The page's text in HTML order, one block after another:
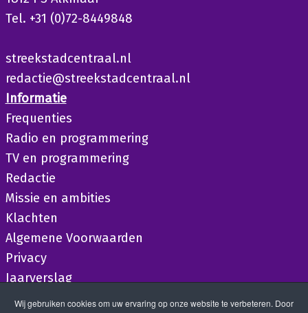
Tel. +31 (0)72-8449848
streekstadcentraal.nl
redactie@streekstadcentraal.nl
Informatie
Frequenties
Radio en programmering
TV en programmering
Redactie
Missie en ambities
Klachten
Algemene Voorwaarden
Privacy
Jaarverslag
Wij gebruiken cookies om uw ervaring op onze website te verbeteren. Door